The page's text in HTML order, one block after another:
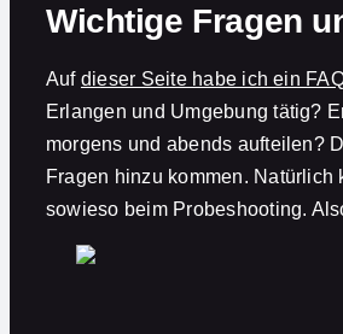
Wichtige Fragen
Auf dieser Seite habe ich ein
Erlangen und Umgebung tätig?
morgens und abends aufteilen?
Fragen hinzu kommen.
sowieso beim Probeshooting.